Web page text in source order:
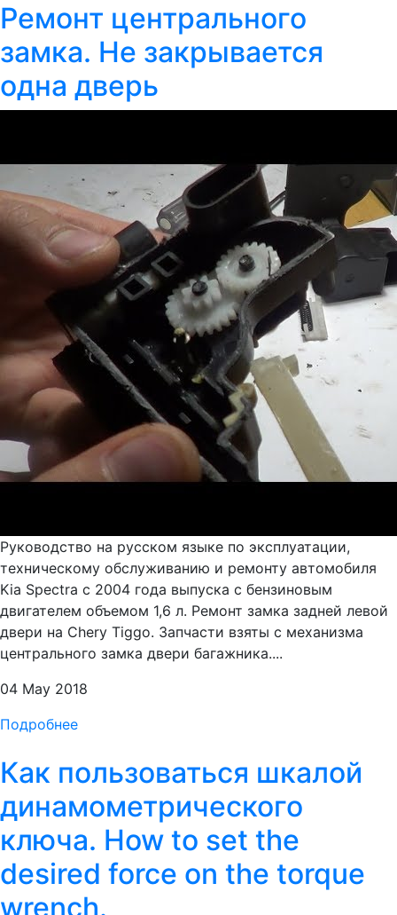
Ремонт центрального
замка. Не закрывается
одна дверь
Руководство на русском языке по эксплуатации,
техническому обслуживанию и ремонту автомобиля
Kia Spectra с 2004 года выпуска с бензиновым
двигателем объемом 1,6 л. Ремонт замка задней левой
двери на Chery Tiggo. Запчасти взяты с механизма
центрального замка двери багажника....
04 May 2018
Подробнее
Как пользоваться шкалой
динамометрического
ключа. How to set the
desired force on the torque
wrench.